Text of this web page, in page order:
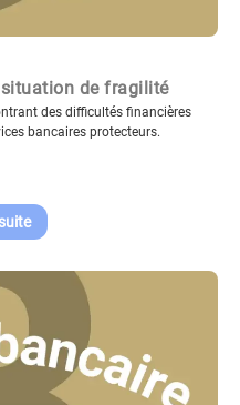
de fragilité
des difficultés financières
bancaires protecteurs.